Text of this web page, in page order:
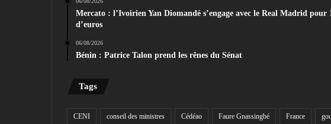
Mercato : l’Ivoirien Yan Diomandé s’engage avec le Real Madrid pour
d’euros
06/08/2026
Bénin : Patrice Talon prend les rênes du Sénat
Tags
CENI conseil des ministres Cédéao Faure Gnassingbé France